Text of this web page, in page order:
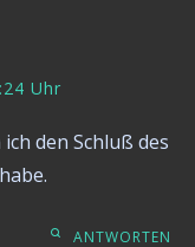
Uhr
den Schluß des
ANTWORTEN